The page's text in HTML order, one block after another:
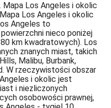
Los Angeles i okolic
Los Angeles i okolic
Angeles to
nieco poniżej
km kwadratowych). Los
znanych miast, takich
Malibu, Burbank,
W rzeczywistości obszar
i okolic jest
i niezliczonych
osobowości prawnej,